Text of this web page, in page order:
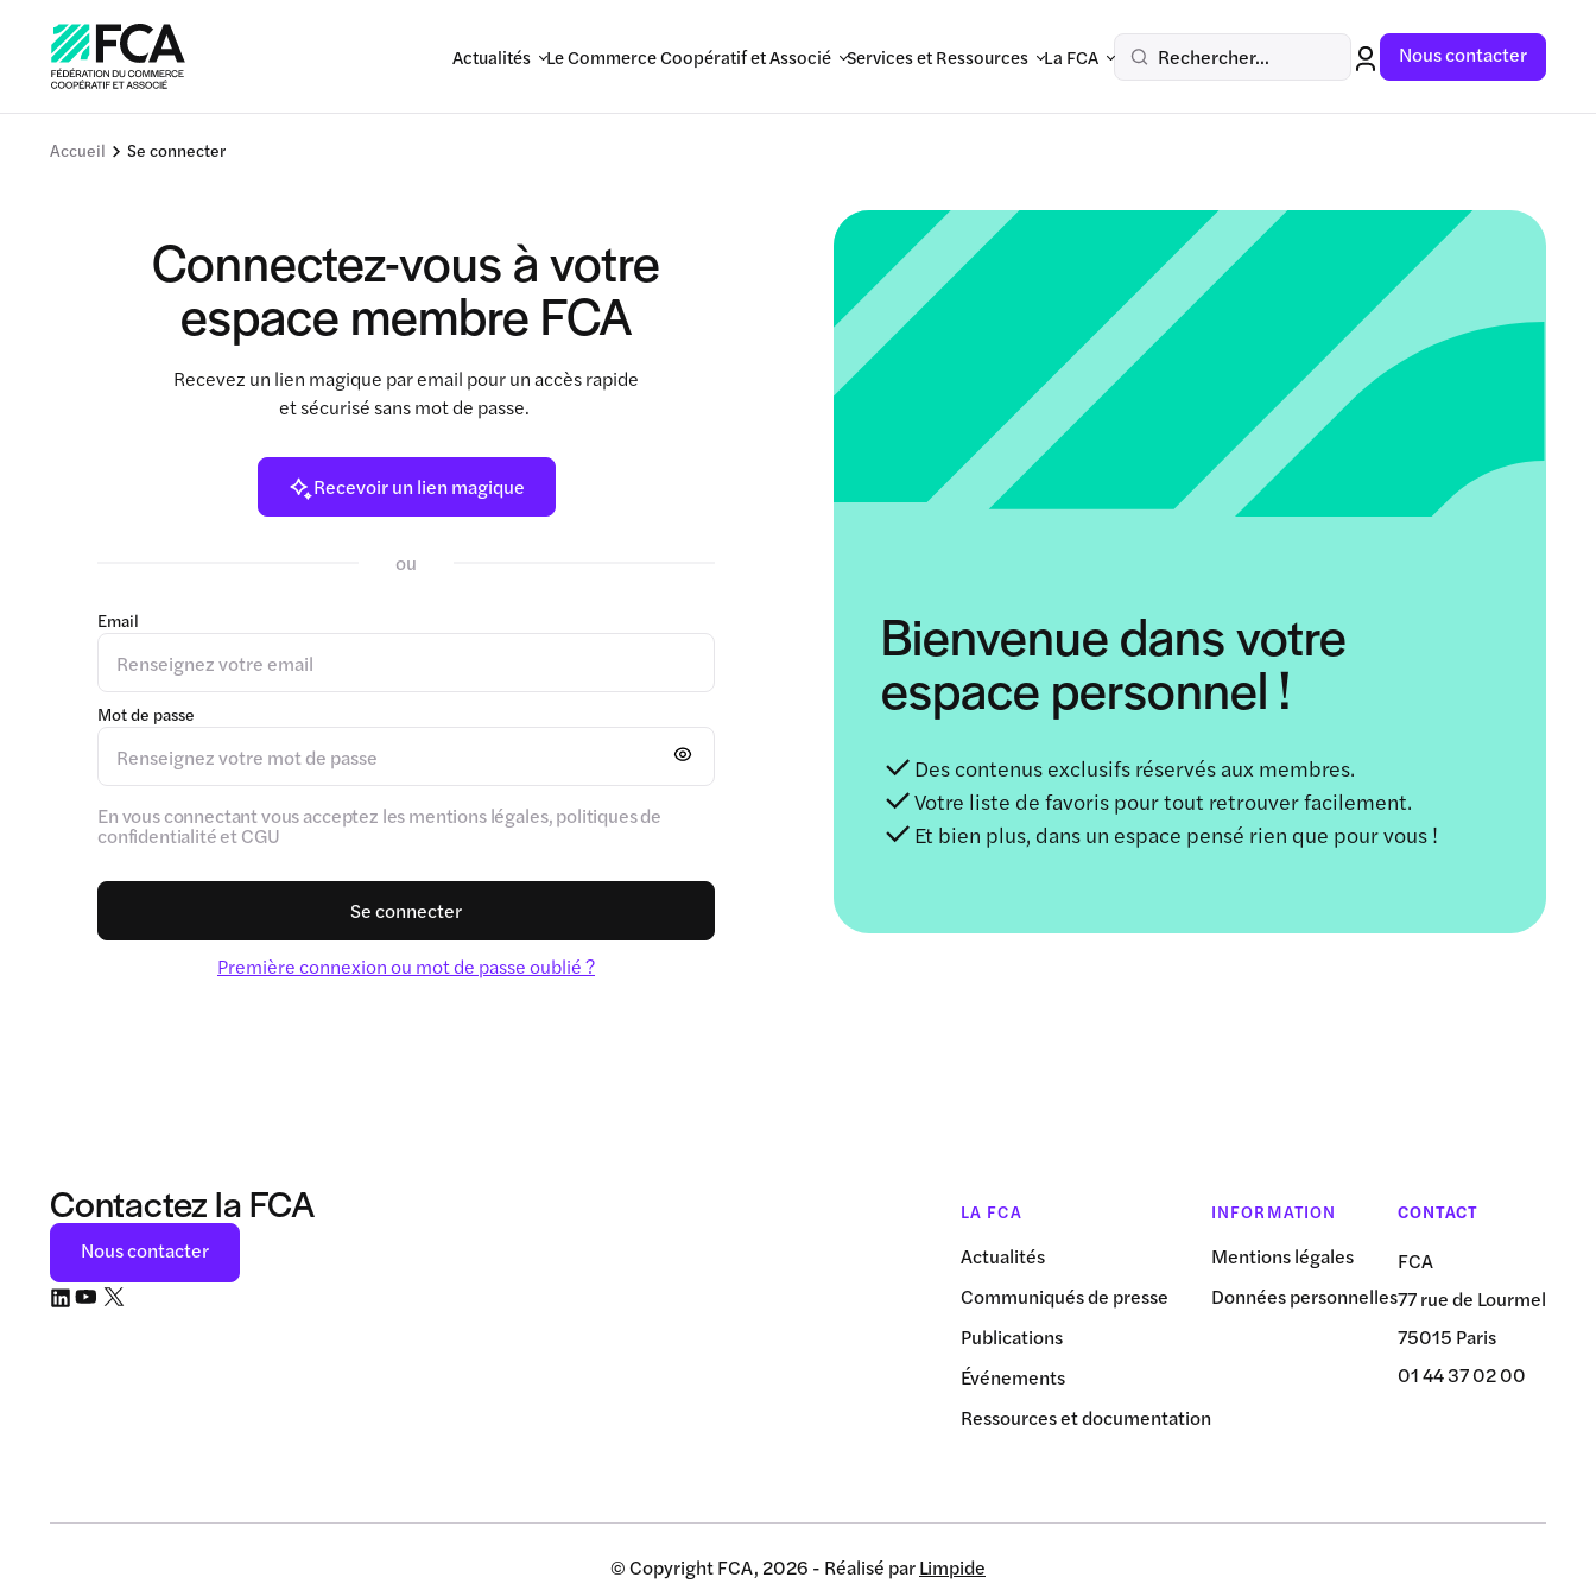
Actualités Le Commerce Coopératif et Associé Services et Ressources La FCA Rechercher... Nous contacter
Accueil Se connecter
Connectez-vous à votre
espace membre FCA
Recevez un lien magique par email pour un accès rapide
et sécurisé sans mot de passe.
Recevoir un lien magique
ou
Email
Mot de passe
En vous connectant vous acceptez les mentions légales, politiques de
confidentialité et CGU
Se connecter
Première connexion ou mot de passe oublié ?
Bienvenue dans votre
espace personnel !
Des contenus exclusifs réservés aux membres.
Votre liste de favoris pour tout retrouver facilement.
Et bien plus, dans un espace pensé rien que pour vous !
Contactez la FCA
Nous contacter
LA FCA
Actualités
Communiqués de presse
Publications
Événements
Ressources et documentation
INFORMATION
Mentions légales
Données personnelles
CONTACT
FCA
77 rue de Lourmel
75015 Paris
01 44 37 02 00
© Copyright FCA, 2026 - Réalisé parLimpide